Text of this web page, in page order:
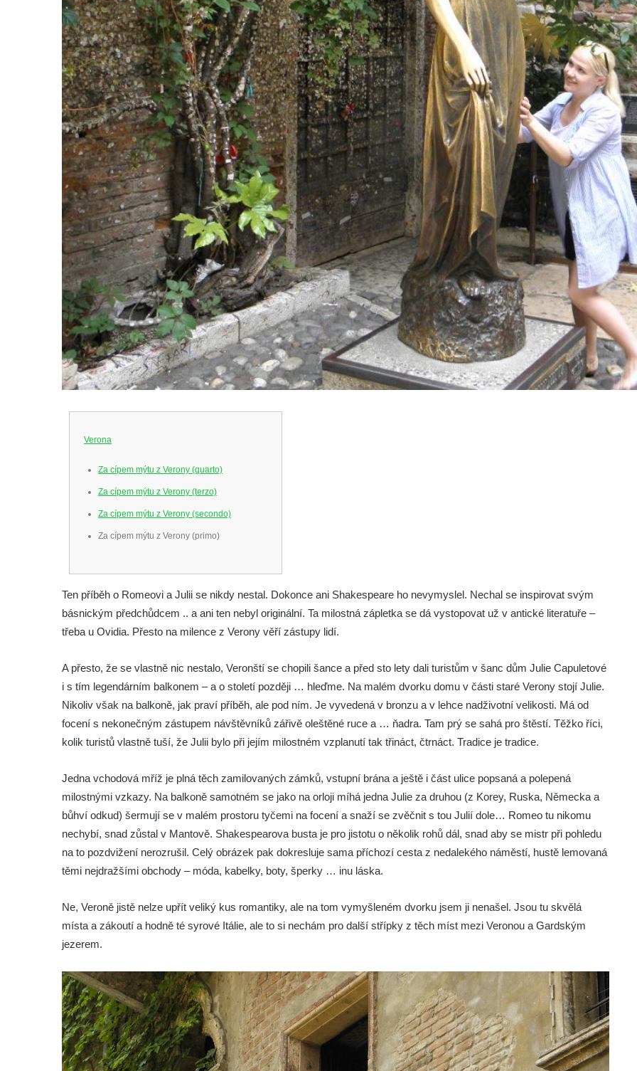
Verona
Za cípem mýtu z Verony (quarto)
Za cípem mýtu z Verony (terzo)
Za cípem mýtu z Verony (secondo)
Za cípem mýtu z Verony (primo)
Ten příběh o Romeovi a Julii se nikdy nestal. Dokonce ani Shakespeare ho nevymyslel. Nechal se inspirovat svým
básnickým předchůdcem .. a ani ten nebyl originální. Ta milostná zápletka se dá vystopovat už v antické literatuře –
třeba u Ovidia. Přesto na milence z Verony věří zástupy lidí.
A přesto, že se vlastně nic nestalo, Veronští se chopili šance a před sto lety dali turistům v šanc dům Julie Capuletové
i s tím legendárním balkonem – a o století později … hleďme. Na malém dvorku domu v části staré Verony stojí Julie.
Nikoliv však na balkoně, jak praví příběh, ale pod ním. Je vyvedená v bronzu a v lehce nadživotní velikosti. Má od
focení s nekonečným zástupem návštěvníků zářivě oleštěné ruce a … ňadra. Tam prý se sahá pro štěstí. Těžko říci,
kolik turistů vlastně tuší, že Julii bylo při jejím milostném vzplanutí tak třináct, čtrnáct. Tradice je tradice.
Jedna vchodová mříž je plná těch zamilovaných zámků, vstupní brána a ještě i část ulice popsaná a polepená
milostnými vzkazy. Na balkoně samotném se jako na orloji míhá jedna Julie za druhou (z Korey, Ruska, Německa a
bůhví odkud) šermují se v malém prostoru tyčemi na focení a snaží se zvěčnit s tou Julií dole… Romeo tu nikomu
nechybí, snad zůstal v Mantově. Shakespearova busta je pro jistotu o několik rohů dál, snad aby se mistr při pohledu
na to pozdvižení nerozrušil. Celý obrázek pak dokresluje sama příchozí cesta z nedalekého náměstí, hustě lemovaná
těmi nejdražšími obchody – móda, kabelky, boty, šperky … inu láska.
Ne, Veroně jistě nelze upřít veliký kus romantiky, ale na tom vymyšleném dvorku jsem ji nenašel. Jsou tu skvělá
místa a zákoutí a hodně té syrové Itálie, ale to si nechám pro další střípky z těch míst mezi Veronou a Gardským
jezerem.